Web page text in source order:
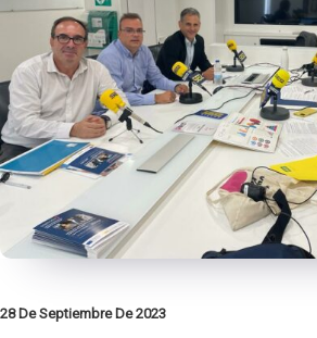
28 De Septiembre De 2023